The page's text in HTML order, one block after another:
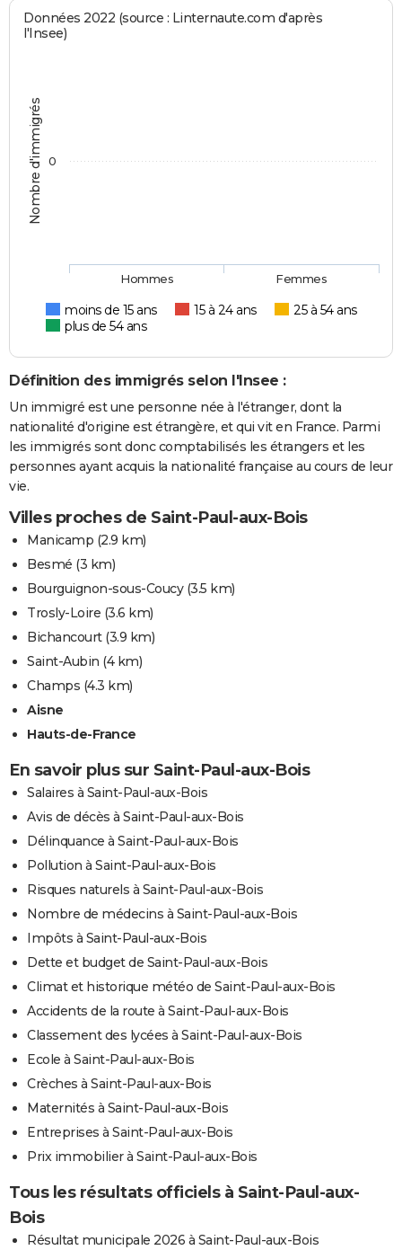
Nombre d'immigrés
Données 2022 (source : Linternaute.com d'après
l'Insee)
moins de 15 ans 15 à 24 ans
25 à 54 ans
plus de 54 ans
Hommes Femmes
0
Définition des immigrés selon l'Insee :
Un immigré est une personne née à l'étranger, dont la
nationalité d'origine est étrangère, et qui vit en France. Parmi
les immigrés sont donc comptabilisés les étrangers et les
personnes ayant acquis la nationalité française au cours de leur
vie.
Villes proches de Saint-Paul-aux-Bois
Manicamp (2.9 km)
Besmé (3 km)
Bourguignon-sous-Coucy(3.5 km)
Trosly-Loire (3.6 km)
Bichancourt(3.9 km)
Saint-Aubin (4 km)
Champs (4.3 km)
Aisne
Hauts-de-France
En savoir plus sur Saint-Paul-aux-Bois
Salaires à Saint-Paul-aux-Bois
Avis de décès à Saint-Paul-aux-Bois
Délinquance à Saint-Paul-aux-Bois
Pollution à Saint-Paul-aux-Bois
Risques naturels à Saint-Paul-aux-Bois
Nombre de médecins à Saint-Paul-aux-Bois
Impôts à Saint-Paul-aux-Bois
Dette et budget de Saint-Paul-aux-Bois
Climat et historique météo de Saint-Paul-aux-Bois
Accidents de la route à Saint-Paul-aux-Bois
Classement des lycées à Saint-Paul-aux-Bois
Ecole à Saint-Paul-aux-Bois
Crèches à Saint-Paul-aux-Bois
Maternités à Saint-Paul-aux-Bois
Entreprises à Saint-Paul-aux-Bois
Prix immobilier à Saint-Paul-aux-Bois
Tous les résultats officiels à Saint-Paul-aux-
Bois
Résultat municipale 2026 à Saint-Paul-aux-Bois